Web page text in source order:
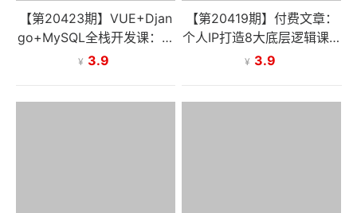
【第20423期】VUE+Djan
go+MySQL全栈开发课：大
型网站实战、AI编程、前后
¥ 3.9
【第20419期】付费文章：
个人IP打造8大底层逻辑课：
纠正认知误区，教你从零搭
¥ 3.9